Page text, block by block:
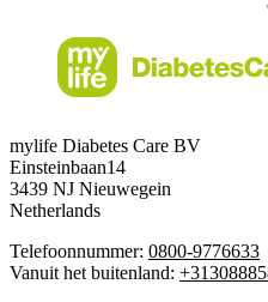
mylife Diabetes Care BV
Einsteinbaan14
3439 NJ Nieuwegein
Netherlands
Telefoonnummer: 0800-9776633
Vanuit het buitenland: